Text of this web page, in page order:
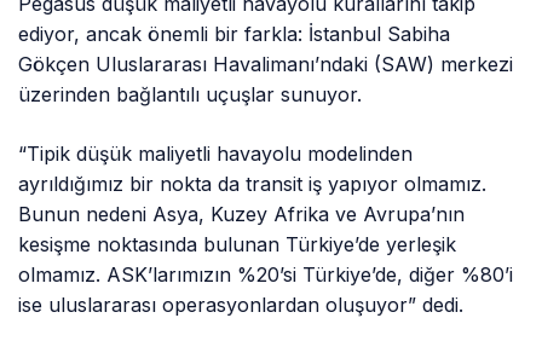
ediyor, ancak önemli bir farkla: İstanbul Sabiha
Gökçen Uluslararası Havalimanı’ndaki (SAW) merkezi
üzerinden bağlantılı uçuşlar sunuyor.
“Tipik düşük maliyetli havayolu modelinden
ayrıldığımız bir nokta da transit iş yapıyor olmamız.
Bunun nedeni Asya, Kuzey Afrika ve Avrupa’nın
kesişme noktasında bulunan Türkiye’de yerleşik
olmamız. ASK’larımızın %20’si Türkiye’de, diğer %80’i
ise uluslararası operasyonlardan oluşuyor” dedi.